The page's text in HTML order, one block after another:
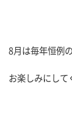
8月は毎年恒例の
お楽しみにし